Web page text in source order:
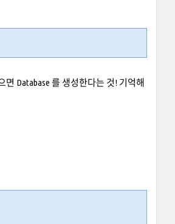
Database 를 생성한다는 것! 기억해